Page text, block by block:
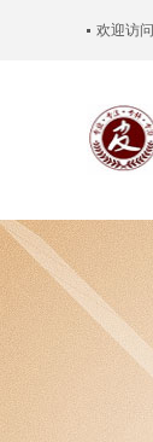
欢迎访问